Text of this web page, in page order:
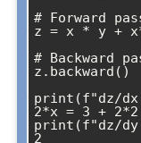
# Forward
z = x * y +
# Backward
z.backward()
print(f"dz/
2*x = 3 +
print(f"dz/